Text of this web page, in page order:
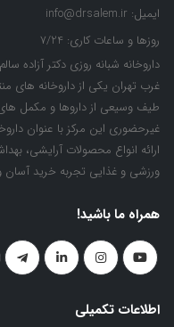
ایمیل: info@drsalem.ir
روزها و ساعات کاری: 7/24
داروخانه شبانه روزی دکتر آزاده
غرب تهران یکی از داروخانه های
طیف وسیعی از داروها و مکمل
غیرحضوری این مرکز با عنوان
ارائه انواع محصولات آرایشی،
ورزشی و غذایی تجربه خرید آسان
همراه ما باشید!
اطلاعات تکمیلی